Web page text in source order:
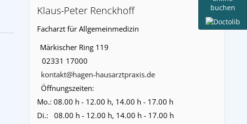
buchen
Klaus-Peter Renckhoff
Facharzt für Allgemeinmedizin
Märkischer Ring 119
02331 17000
kontakt@hagen-hausarztpraxis.de
Öffnungszeiten:
Mo.: 08.00 h - 12.00 h, 14.00 h - 17.00 h
Di.:
08.00 h - 12.00 h, 14.00 h - 17.00 h